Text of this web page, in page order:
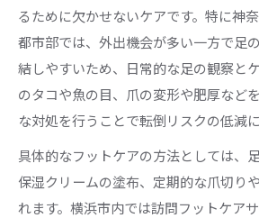
るために欠かせないケアです。特に神
都市部では、外出機会が多い一方で足
結しやすいため、日常的な足の観察と
のタコや魚の目、爪の変形や肥厚など
な対処を行うことで転倒リスクの低減
具体的なフットケアの方法としては、
保湿クリームの塗布、定期的な爪切り
れます。横浜市内では訪問フットケア